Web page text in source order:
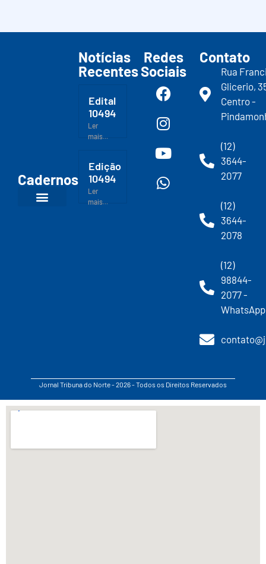
Cadernos
Notícias
Recentes
Edital
10494
Ler
mais...
Edição
10494
Ler
mais...
Redes
Sociais
Contato
Rua
Glicerio,
Centro -
(12)
3644-
2077
(12)
3644-
2078
(12)
98844-
2077 -
WhatsApp
Jornal Tribuna do Norte - 2026 - Todos os Direitos Reservados